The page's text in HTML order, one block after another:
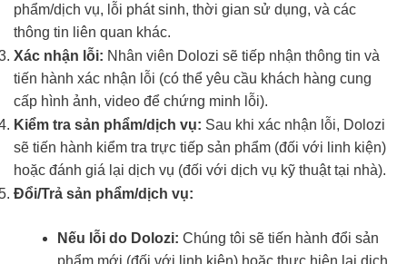
phẩm/dịch vụ, lỗi phát sinh, thời gian sử dụng, và các
thông tin liên quan khác.
Xác nhận lỗi: Nhân viên Dolozi sẽ tiếp nhận thông tin và
tiến hành xác nhận lỗi (có thể yêu cầu khách hàng cung
cấp hình ảnh, video để chứng minh lỗi).
Kiểm tra sản phẩm/dịch vụ: Sau khi xác nhận lỗi, Dolozi
sẽ tiến hành kiểm tra trực tiếp sản phẩm (đối với linh kiện)
hoặc đánh giá lại dịch vụ (đối với dịch vụ kỹ thuật tại nhà).
Đổi/Trả sản phẩm/dịch vụ:
Nếu lỗi do Dolozi: Chúng tôi sẽ tiến hành đổi sản
phẩm mới (đối với linh kiện) hoặc thực hiện lại dịch